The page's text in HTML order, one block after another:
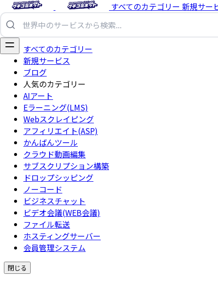
すべてのカテゴリー 新規サー
すべてのカテゴリー
新規サービス
ブログ
人気のカテゴリー
AIアート
Eラーニング(LMS)
Webスクレイピング
アフィリエイト(ASP)
かんばんツール
クラウド動画編集
サブスクリプション構築
ドロップシッピング
ノーコード
ビジネスチャット
ビデオ会議(WEB会議)
ファイル転送
ホスティングサーバー
会員管理システム
閉じる